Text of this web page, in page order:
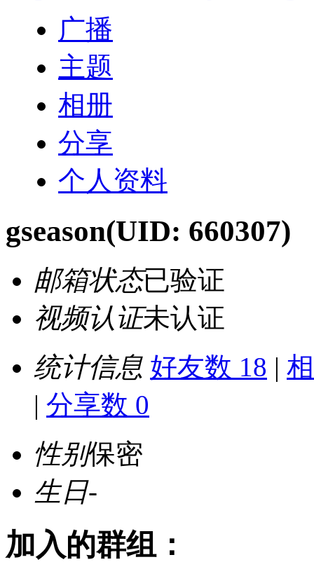
广播
主题
相册
分享
个人资料
gseason(UID: 660307)
邮箱状态已验证
视频认证未认证
统计信息 好友数 18 |
| 分享数 0
性别保密
生日-
加入的群组：